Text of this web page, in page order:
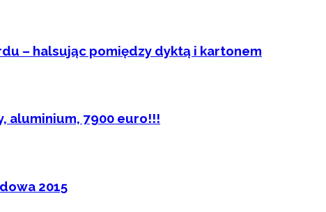
– halsując pomiędzy dyktą i kartonem
aluminium, 7900 euro!!!
2015